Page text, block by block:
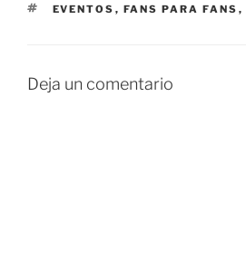
ETIQUETAS
EVENTOS , FANS PARA FANS ,
Deja un comentario